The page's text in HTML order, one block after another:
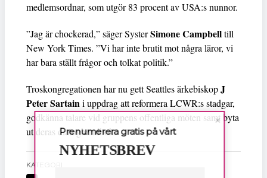
medlemsordnar, som utgör 83 procent av USA:s nunnor.
”Jag är chockerad,” säger SysterSimone Campbelltill
New York Times. ”Vi har inte brutit mot några läror, vi
har bara ställt frågor och tolkat politik.”
Troskongregationen har nu gett Seattles ärkebiskopJ
Peter Sartaini uppdrag att reformera LCWR:s stadgar,
godkänna talare vid gruppens offentliga möten samt byta
ut deras dialoghandbok.
KATEGORI
Prenumerera gratis på vårt
NYHETSBREV